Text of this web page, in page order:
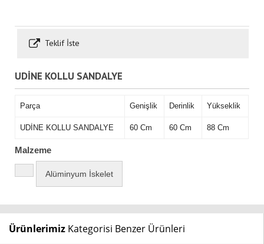
Teklif İste
UDİNE KOLLU SANDALYE
Parça Genişlik Derinlik Yükseklik
UDİNE KOLLU SANDALYE 60 Cm 60 Cm 88 Cm
Malzeme
Alüminyum İskelet
Ürünlerimiz Kategorisi Benzer Ürünleri